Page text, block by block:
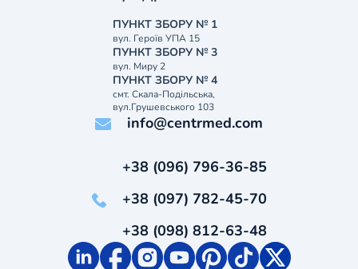
ПУНКТ ЗБОРУ № 1
вул. Героїв УПА 15
ПУНКТ ЗБОРУ № 3
вул. Миру 2
ПУНКТ ЗБОРУ № 4
смт. Скала-Подільська,
вул.Грушевського 103
info@centrmed.com
+38 (096) 796-36-85
+38 (097) 782-45-70
+38 (098) 812-63-48